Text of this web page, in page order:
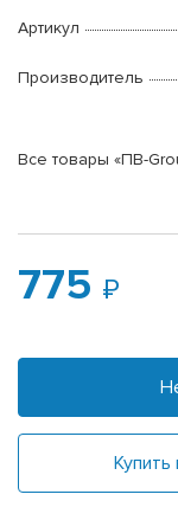
Артикул
Производитель
Все товары «ПВ-
775
Купить